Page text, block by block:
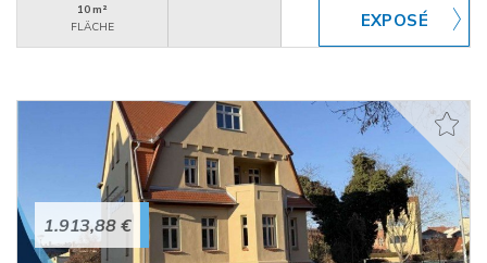
10 m²
FLÄCHE
1.913,88 €